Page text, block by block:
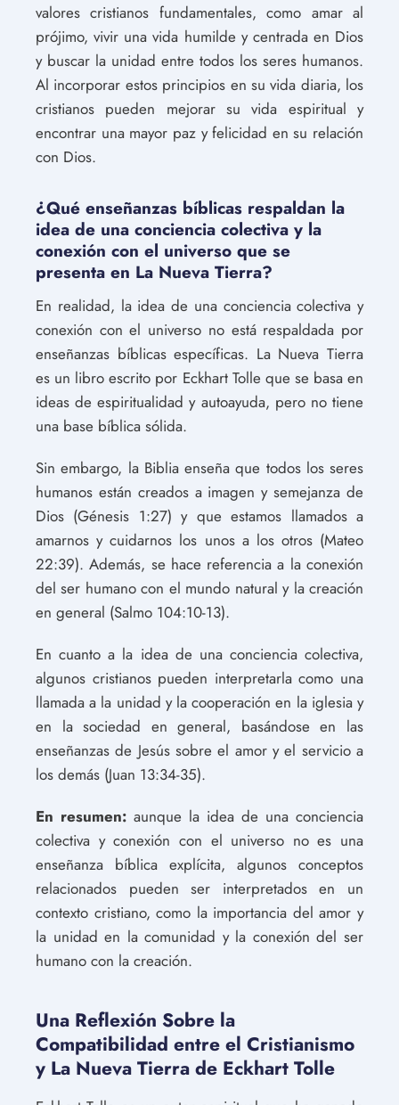
valores cristianos fundamentales, como amar al
prójimo, vivir una vida humilde y centrada en Dios
y buscar la unidad entre todos los seres humanos.
Al incorporar estos principios en su vida diaria, los
cristianos pueden mejorar su vida espiritual y
encontrar una mayor paz y felicidad en su relación
con Dios.
¿Qué enseñanzas bíblicas respaldan la
idea de una conciencia colectiva y la
conexión con el universo que se
presenta en La Nueva Tierra?
En realidad, la idea de una conciencia colectiva y
conexión con el universo no está respaldada por
enseñanzas bíblicas específicas. La Nueva Tierra
es un libro escrito por Eckhart Tolle que se basa en
ideas de espiritualidad y autoayuda, pero no tiene
una base bíblica sólida.
Sin embargo, la Biblia enseña que todos los seres
humanos están creados a imagen y semejanza de
Dios (Génesis 1:27) y que estamos llamados a
amarnos y cuidarnos los unos a los otros (Mateo
22:39). Además, se hace referencia a la conexión
del ser humano con el mundo natural y la creación
en general (Salmo 104:10-13).
En cuanto a la idea de una conciencia colectiva,
algunos cristianos pueden interpretarla como una
llamada a la unidad y la cooperación en la iglesia y
en la sociedad en general, basándose en las
enseñanzas de Jesús sobre el amor y el servicio a
los demás (Juan 13:34-35).
En resumen: aunque la idea de una conciencia
colectiva y conexión con el universo no es una
enseñanza bíblica explícita, algunos conceptos
relacionados pueden ser interpretados en un
contexto cristiano, como la importancia del amor y
la unidad en la comunidad y la conexión del ser
humano con la creación.
Una Reflexión Sobre la
Compatibilidad entre el Cristianismo
y La Nueva Tierra de Eckhart Tolle